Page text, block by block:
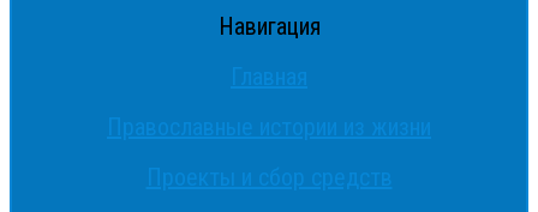
Навигация
Главная
Православные истории из жизни
Проекты и сбор средств